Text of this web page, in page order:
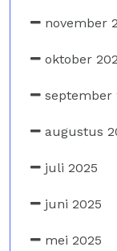
november
oktober
september
augustus
juli 2025
juni 2025
mei 2025